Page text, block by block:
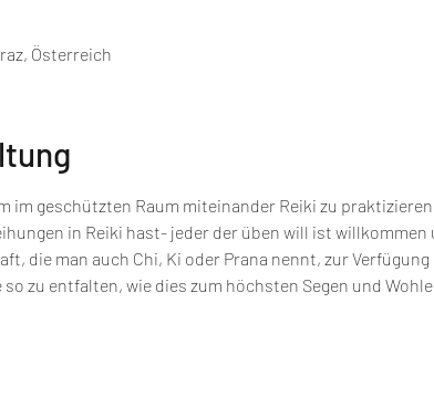
Österreich
im geschützten Raum miteinander Reiki zu
in Reiki hast- jeder der üben will ist willkommen
die man auch Chi, Ki oder Prana nennt, zur
zu entfalten, wie dies zum höchsten Segen und